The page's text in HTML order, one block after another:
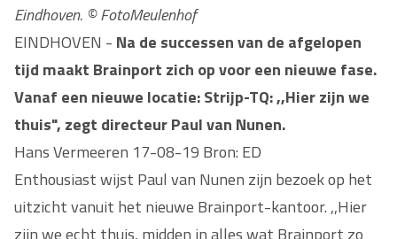
Eindhoven. © FotoMeulenhof
EINDHOVEN - Na de successen van de afgelopen
tijd maakt Brainport zich op voor een nieuwe fase.
Vanaf een nieuwe locatie: Strijp-TQ: ,,Hier zijn we
thuis", zegt directeur Paul van Nunen.
Hans Vermeeren 17-08-19 Bron: ED
Enthousiast wijst Paul van Nunen zijn bezoek op het
uitzicht vanuit het nieuwe Brainport-kantoor. ,,Hier
zijn we echt thuis, midden in alles wat Brainport zo